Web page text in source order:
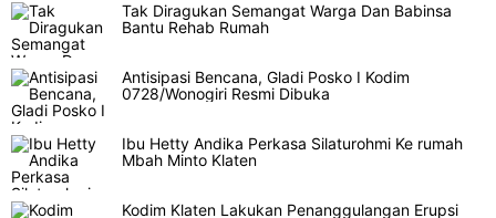
Tak Diragukan Semangat Warga Dan Babinsa
Bantu Rehab Rumah
Antisipasi Bencana, Gladi Posko I Kodim
0728/Wonogiri Resmi Dibuka
Ibu Hetty Andika Perkasa Silaturohmi Ke rumah
Mbah Minto Klaten
Kodim Klaten Lakukan Penanggulangan Erupsi